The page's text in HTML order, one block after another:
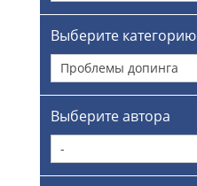
Выберите категорию
Проблемы допинга
Выберите автора
-